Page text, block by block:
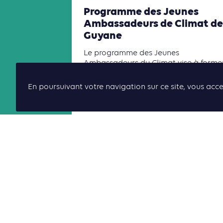
Programme des Jeunes
Ambassadeurs de Climat de
Guyane
Le programme des Jeunes
Ambassadeurs du Climat vise à
autour des enjeux climatiques et de la
transition écologique.
En poursuivant votre navigation sur ce site, vous